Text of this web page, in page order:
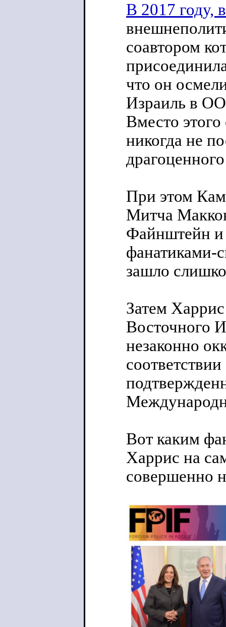
В 2017 году,
соавтором
что он
Израиль в
Вместо
никогда не
При этом
Митча
Файнштейн и
фанатиками-
зашло
Затем
Восточного
незаконно
Вот каким
Харрис на
совершенно